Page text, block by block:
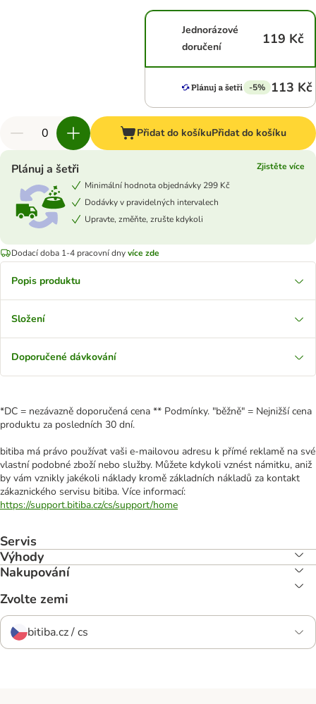
Jednorázové
doručení
119 Kč
-5% 113 Kč
Přidat do košíkuPřidat do košíku
Plánuj a šetři
Zjistěte více
Minimální hodnota objednávky 299 Kč
Dodávky v pravidelných intervalech
Upravte, změňte, zrušte kdykoli
Dodací doba 1-4 pracovní dnyvíce zde
Popis produktu
Složení
Doporučené dávkování
*DC = nezávazně doporučená cena ** Podmínky. "běžně" = Nejnižší cena
produktu za posledních 30 dní.
bitiba má právo používat vaši e-mailovou adresu k přímé reklamě na své
vlastní podobné zboží nebo služby. Můžete kdykoli vznést námitku, aniž
by vám vznikly jakékoli náklady kromě základních nákladů za kontakt
zákaznického servisu bitiba. Více informací:
https://support.bitiba.cz/cs/support/home
Servis
Výhody
Nakupování
Zvolte zemi
bitiba.cz / cs